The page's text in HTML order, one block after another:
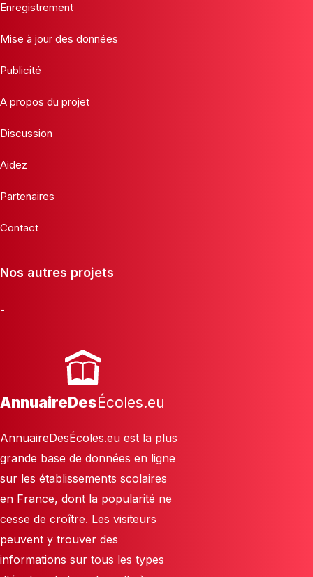
Enregistrement
Mise à jour des données
Publicité
A propos du projet
Discussion
Aidez
Partenaires
Contact
Nos autres projets
-
AnnuaireDesÉcoles.eu
AnnuaireDesÉcoles.eu est la plus
grande base de données en ligne
sur les établissements scolaires
en France, dont la popularité ne
cesse de croître. Les visiteurs
peuvent y trouver des
informations sur tous les types